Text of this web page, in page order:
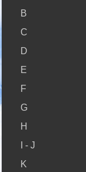
B
C
D
E
F
G
H
I - J
K